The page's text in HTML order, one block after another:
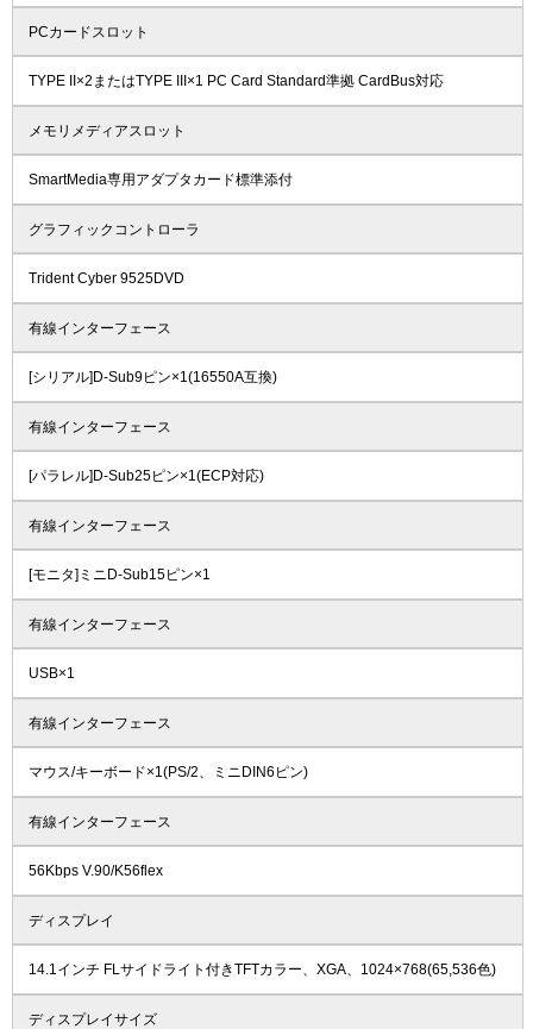
PCカードスロット
TYPE II×2またはTYPE III×1 PC Card Standard準拠 CardBus対応
メモリメディアスロット
SmartMedia専用アダプタカード標準添付
グラフィックコントローラ
Trident Cyber 9525DVD
有線インターフェース
[シリアル]D-Sub9ピン×1(16550A互換)
有線インターフェース
[パラレル]D-Sub25ピン×1(ECP対応)
有線インターフェース
[モニタ]ミニD-Sub15ピン×1
有線インターフェース
USB×1
有線インターフェース
マウス/キーボード×1(PS/2、ミニDIN6ピン)
有線インターフェース
56Kbps V.90/K56flex
ディスプレイ
14.1インチ FLサイドライト付きTFTカラー、XGA、1024×768(65,536色)
ディスプレイサイズ